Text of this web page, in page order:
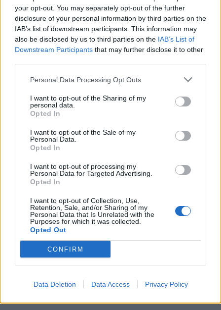
your opt-out. You may separately opt-out of the further
disclosure of your personal information by third parties on the
IAB’s list of downstream participants. This information may
also be disclosed by us to third parties on the IAB’s List of
Downstream Participants that may further disclose it to other
Personal Data Processing Opt Outs
I want to opt-out of the Sharing of my
personal data.
Opted In
I want to opt-out of the Sale of my
Personal Data.
Opted In
I want to opt-out of processing my
Personal Data for Targeted Advertising.
Opted In
I want to opt-out of Collection, Use,
Retention, Sale, and/or Sharing of my
Personal Data that Is Unrelated with the
Purposes for which it was collected.
Opted Out
CONFIRM
Data Deletion Data Access Privacy Policy
ΕΙΔΗΣΕΙΣ 07 Αυγούστου 2026 12:55
ΕΙΝΑΠ: Αιφνιδιαστική απόφαση για το Σισμανόγλειο
το εντάσσει στις πρωινές εφημερίες της Αττικής
07 Αυγούστου 2026
Σταφυλόκοκκος: Η δύσκολη λοίμωξη του
καλοκαιριού – Τι να προσέχετε, ειδικά στα παιδιά